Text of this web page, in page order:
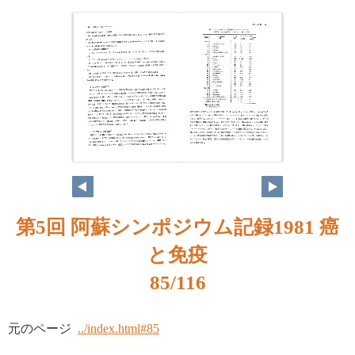
第5回 阿蘇シンポジウム記録1981 癌
と免疫
85/116
元のページ ../index.html#85